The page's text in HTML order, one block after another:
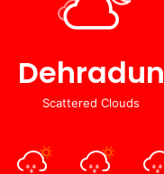
Dehradun
Scattered Clouds